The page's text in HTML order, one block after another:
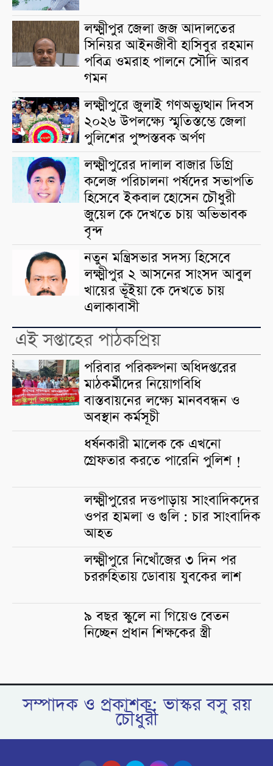
লক্ষ্মীপুর জেলা জজ আদালতের
সিনিয়র আইনজীবী হাসিবুর রহমান
পবিত্র ওমরাহ পালনে সৌদি আরব
গমন
লক্ষ্মীপুরে জুলাই গণঅভ্যুত্থান দিবস
২০২৬ উপলক্ষ্যে স্মৃতিস্তম্ভে জেলা
পুলিশের পুষ্পস্তবক অর্পণ
লক্ষ্মীপুরের দালাল বাজার ডিগ্রি
কলেজ পরিচালনা পর্ষদের সভাপতি
হিসেবে ইকবাল হোসেন চৌধুরী
জুয়েল কে দেখতে চায় অভিভাবক
বৃন্দ
নতুন মন্ত্রিসভার সদস্য হিসেবে
লক্ষ্মীপুর ২ আসনের সাংসদ আবুল
খায়ের ভূঁইয়া কে দেখতে চায়
এলাকাবাসী
এই সপ্তাহের পাঠকপ্রিয়
পরিবার পরিকল্পনা অধিদপ্তরের
মাঠকর্মীদের নিয়োগবিধি
বাস্তবায়নের লক্ষ্যে মানববন্ধন ও
অবস্থান কর্মসূচী
ধর্ষনকারী মালেক কে এখনো
গ্রেফতার করতে পারেনি পুলিশ !
লক্ষ্মীপুরের দত্তপাড়ায় সাংবাদিকদের
ওপর হামলা ও গুলি : চার সাংবাদিক
আহত
লক্ষ্মীপুরে নিখোঁজের ৩ দিন পর
চররুহিতায় ডোবায় যুবকের লাশ
৯ বছর স্কুলে না গিয়েও বেতন
নিচ্ছেন প্রধান শিক্ষকের স্ত্রী
সম্পাদক ও প্রকাশক: ভাস্কর বসু রয়
চৌধুরী